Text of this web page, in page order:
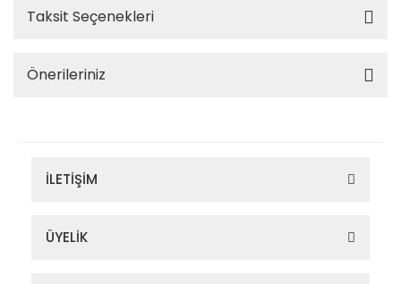
Taksit Seçenekleri
Önerileriniz
İLETİŞİM
ÜYELİK